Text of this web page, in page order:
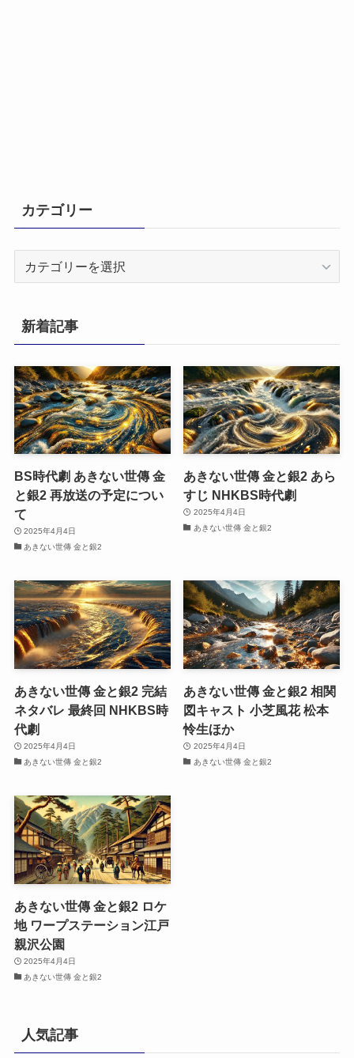
カテゴリー
リ
ー
新着記事
BS時代劇 あきない世傳 金
と銀2 再放送の予定につい
て
2025年4月4日
あきない世傳 金と銀2
あきない世傳 金と銀2 あら
すじ NHKBS時代劇
2025年4月4日
あきない世傳 金と銀2
あきない世傳 金と銀2 完結
ネタバレ 最終回 NHKBS時
代劇
2025年4月4日
あきない世傳 金と銀2
あきない世傳 金と銀2 相関
図キャスト 小芝風花 松本
怜生ほか
2025年4月4日
あきない世傳 金と銀2
あきない世傳 金と銀2 ロケ
地 ワープステーション江戸
親沢公園
2025年4月4日
あきない世傳 金と銀2
人気記事